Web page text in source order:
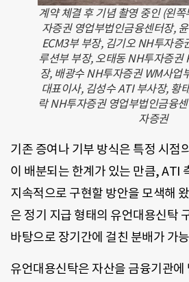
계약 체결 후 기념 촬영 중인 (왼
자증권 영업부법인금융센터장,
ECM3부 부장, 김기오 NH투자
루션부 부장, 오태동 NH투자증
장, 배광수 NH투자증권 WM사업
대표이사, 김성수 ATI 부사장, 황
락 NH투자증권 영업부법인금융
자증권
기존 증여나 기부 방식은 특정 시점
이 배분되는 한계가 있는 만큼, ATI
지속적으로 구현할 방안을 모색해
은 정기 지급 형태의 유언대용신탁
바탕으로 장기간에 걸친 분배가 가
유언대용신탁은 자산을 금융기관에